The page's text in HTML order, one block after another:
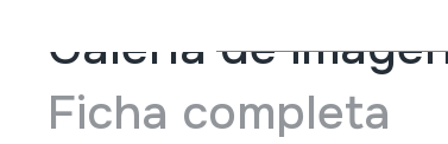
Galería de
Ficha completa